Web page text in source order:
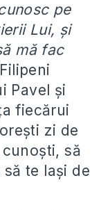
pe
Lui, şi
mă fac
Pavel şi
fiecărui
zi de
să
te laşi de